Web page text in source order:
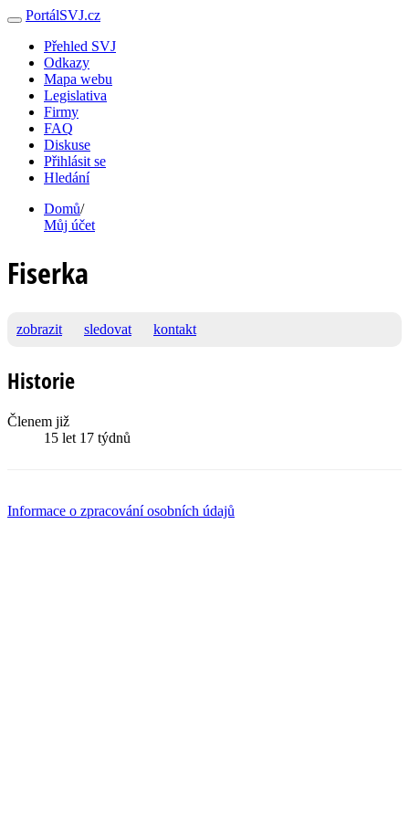
PortálSVJ.cz
Přehled SVJ
Odkazy
Mapa webu
Legislativa
Firmy
FAQ
Diskuse
Přihlásit se
Hledání
Domů/
Můj účet
Fiserka
zobrazit sledovat kontakt
Historie
Členem již
15 let 17 týdnů
Informace o zpracování osobních údajů